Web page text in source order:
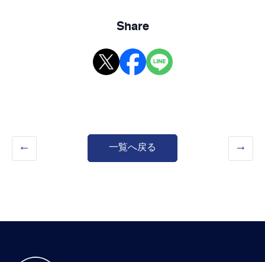
Share
一覧へ戻る